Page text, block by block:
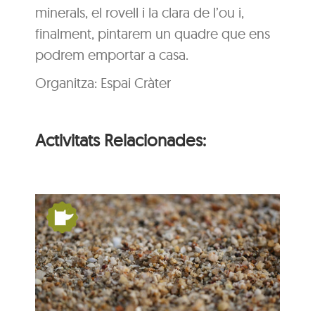
minerals, el rovell i la clara de l’ou i,
finalment, pintarem un quadre que ens
podrem emportar a casa.
Organitza: Espai Cràter
Activitats Relacionades:
Què s’amaga dins d’un
gra de sorra?